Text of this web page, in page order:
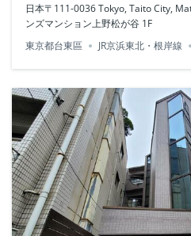
日本〒111-0036 Tokyo, Taito City,
ンズマンション上野松が谷 1F
東京都台東區
JR京浜東北・根岸線